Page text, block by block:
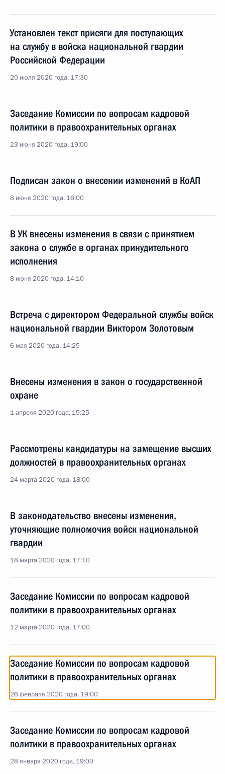
Установлен текст присяги для поступающих
на службу в войска национальной гвардии
Российской Федерации
20 июля 2020 года, 17:30
Заседание Комиссии по вопросам кадровой
политики в правоохранительных органах
23 июня 2020 года, 19:00
Подписан закон о внесении изменений в КоАП
8 июня 2020 года, 16:00
В УК внесены изменения в связи с принятием
закона о службе в органах принудительного
исполнения
8 июня 2020 года, 14:10
Встреча с директором Федеральной службы войск
национальной гвардии Виктором Золотовым
6 мая 2020 года, 14:25
Внесены изменения в закон о государственной
охране
1 апреля 2020 года, 15:25
Рассмотрены кандидатуры на замещение высших
должностей в правоохранительных органах
24 марта 2020 года, 18:00
В законодательство внесены изменения,
уточняющие полномочия войск национальной
гвардии
18 марта 2020 года, 17:10
Заседание Комиссии по вопросам кадровой
политики в правоохранительных органах
12 марта 2020 года, 17:00
Заседание Комиссии по вопросам кадровой
политики в правоохранительных органах
26 февраля 2020 года, 19:00
Заседание Комиссии по вопросам кадровой
политики в правоохранительных органах
28 января 2020 года, 19:00